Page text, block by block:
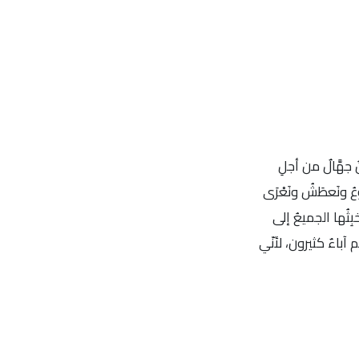
جهَّالٌ من أجلِ
ونَعطَشُ ونَعْرَى
الجميعُ إلى
كثيرون، لأنّي